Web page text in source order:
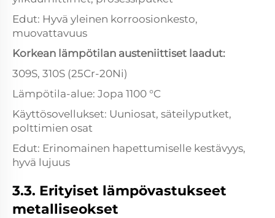
Edut: Hyvä yleinen korroosionkesto,
muovattavuus
Korkean lämpötilan austeniittiset laadut:
309S, 310S (25Cr-20Ni)
Lämpötila-alue: Jopa 1100 °C
Käyttösovellukset: Uuniosat, säteilyputket,
polttimien osat
Edut: Erinomainen hapettumiselle kestävyys,
hyvä lujuus
3.3. Erityiset lämpövastukseet
metalliseokset